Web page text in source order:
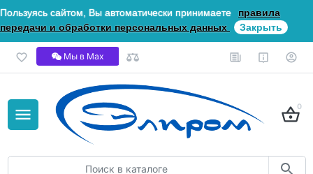
Пользуясь сайтом, Вы автоматически принимаете
правила
передачи и обработки персональных данных
Закрыть
Мы в Мах
0